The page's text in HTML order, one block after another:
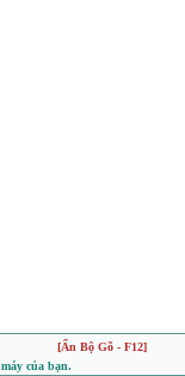
[Ẩn Bộ Gõ - F12]
của bạn.